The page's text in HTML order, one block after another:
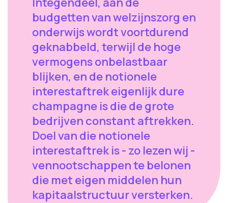
budgetten van welzijnszorg en
onderwijs wordt voortdurend
geknabbeld, terwijl de hoge
vermogens onbelastbaar
blijken, en de notionele
interestaftrek eigenlijk dure
champagne is die de grote
bedrijven constant aftrekken.
Doel van die notionele
interestaftrek is - zo lezen wij -
vennootschappen te belonen
die met eigen middelen hun
kapitaalstructuur versterken.